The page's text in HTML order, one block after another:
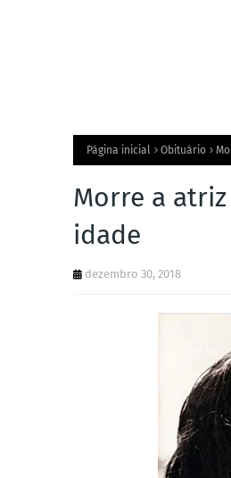
Página inicial Obituário
Morre a
idade
dezembro 30, 2018